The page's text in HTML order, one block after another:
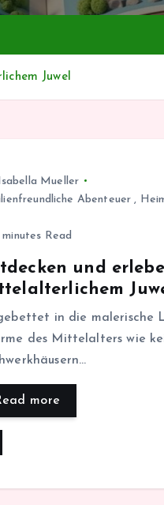
Juwel
Isabella Mueller
Abenteuer ,
Read
und
in die malerische
des Mittelalters wie
more